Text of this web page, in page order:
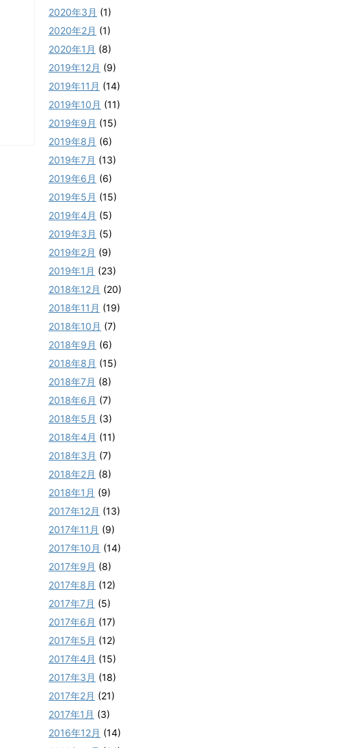
2020年3月 (1)
2020年2月 (1)
2020年1月 (8)
2019年12月 (9)
2019年11月 (14)
2019年10月 (11)
2019年9月 (15)
2019年8月 (6)
2019年7月 (13)
2019年6月 (6)
2019年5月 (15)
2019年4月 (5)
2019年3月 (5)
2019年2月 (9)
2019年1月 (23)
2018年12月 (20)
2018年11月 (19)
2018年10月 (7)
2018年9月 (6)
2018年8月 (15)
2018年7月 (8)
2018年6月 (7)
2018年5月 (3)
2018年4月 (11)
2018年3月 (7)
2018年2月 (8)
2018年1月 (9)
2017年12月 (13)
2017年11月 (9)
2017年10月 (14)
2017年9月 (8)
2017年8月 (12)
2017年7月 (5)
2017年6月 (17)
2017年5月 (12)
2017年4月 (15)
2017年3月 (18)
2017年2月 (21)
2017年1月 (3)
2016年12月 (14)